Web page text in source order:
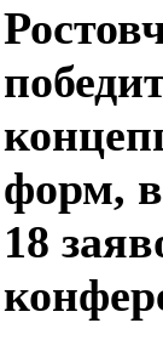
форм,
18